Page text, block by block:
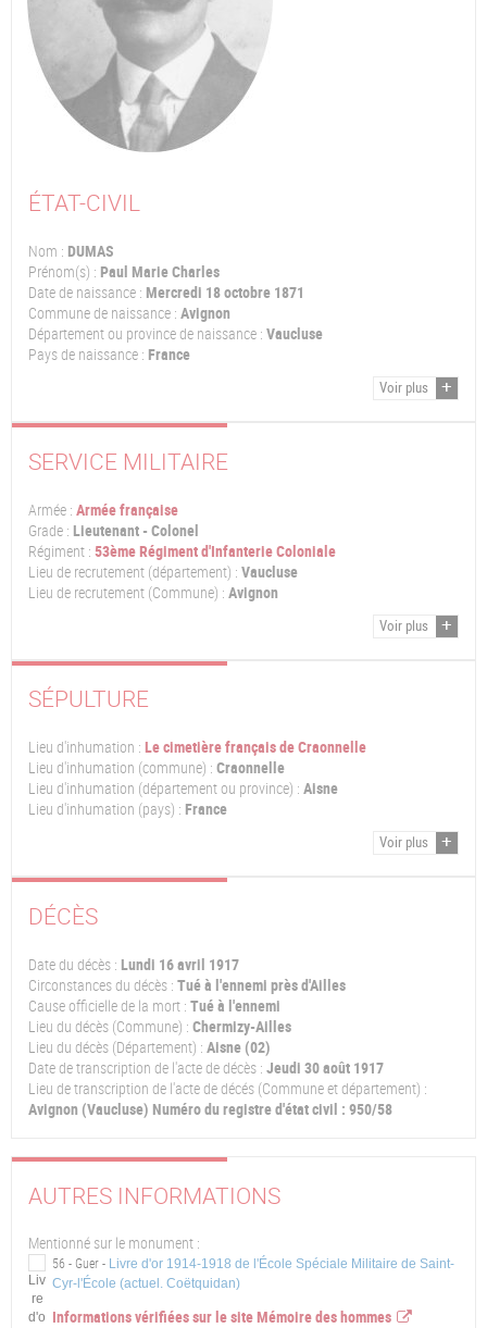
ÉTAT-CIVIL
Nom : DUMAS
Prénom(s) : Paul Marie Charles
Date de naissance : Mercredi 18 octobre 1871
Commune de naissance : Avignon
Département ou province de naissance : Vaucluse
Pays de naissance : France
Voir plus
SERVICE MILITAIRE
Armée : Armée française
Grade : Lieutenant - Colonel
Régiment : 53ème Régiment d'Infanterie Coloniale
Lieu de recrutement (département) : Vaucluse
Lieu de recrutement (Commune) : Avignon
Voir plus
SÉPULTURE
Lieu d'inhumation : Le cimetière français de Craonnelle
Lieu d'inhumation (commune) : Craonnelle
Lieu d'inhumation (département ou province) : Aisne
Lieu d'inhumation (pays) : France
Voir plus
DÉCÈS
Date du décès : Lundi 16 avril 1917
Circonstances du décès : Tué à l'ennemi près d'Ailles
Cause officielle de la mort : Tué à l'ennemi
Lieu du décès (Commune) : Chermizy-Ailles
Lieu du décès (Département) : Aisne (02)
Date de transcription de l'acte de décès : Jeudi 30 août 1917
Lieu de transcription de l'acte de décés (Commune et département) :
Avignon (Vaucluse) Numéro du registre d'état civil : 950/58
AUTRES INFORMATIONS
Mentionné sur le monument :
56 - Guer - Livre d'or 1914-1918 de l'École Spéciale Militaire de Saint-
Cyr-l'École (actuel. Coëtquidan)
Informations vérifiées sur le site Mémoire des hommes